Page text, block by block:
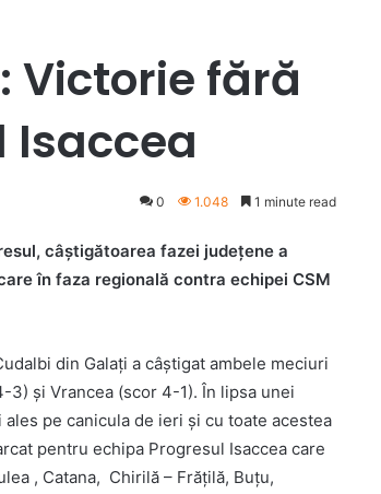
Victorie fără
Isaccea
0 1.048 1 minute read
câștigătoarea fazei județene a
în faza regională contra echipei CSM
din Galați a câștigat ambele meciuri
și Vrancea (scor 4-1). În lipsa unei
pe canicula de ieri și cu toate acestea
pentru echipa Progresul Isaccea care
, Catana, Chirilă – Frățilă, Buțu,